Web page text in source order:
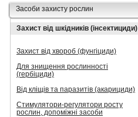
Засоби захисту рослин
Захист від шкідників (інсектициди)
Захист від хвороб (фунгіциди)
Для знищення рослинності
(гербіциди)
Від кліщів та паразитів (акарициди)
Стимулятори-регулятори росту
рослин, допоміжні засоби